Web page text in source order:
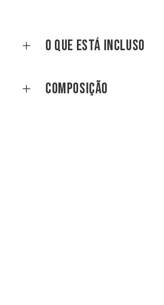
O que está incluso
Composição